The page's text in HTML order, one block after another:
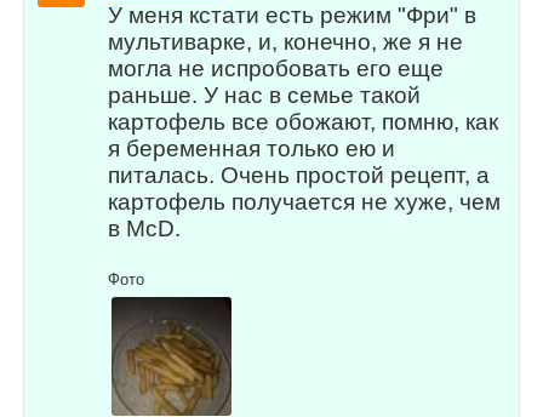
У меня кстати есть режим "Фри" в
мультиварке, и, конечно, же я не
могла не испробовать его еще
раньше. У нас в семье такой
картофель все обожают, помню, как
я беременная только ею и
питалась. Очень простой рецепт, а
картофель получается не хуже, чем
в McD.
Фото